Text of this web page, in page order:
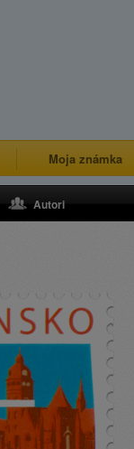
Moja známka
Autori